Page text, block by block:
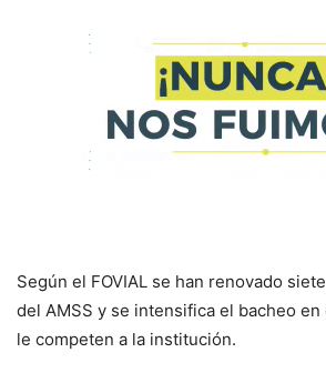
Según el FOVIAL se han renovado
del AMSS y se intensifica el bacheo
le competen a la institución.